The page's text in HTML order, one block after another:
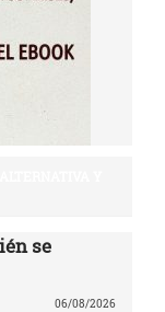
se
06/08/2026